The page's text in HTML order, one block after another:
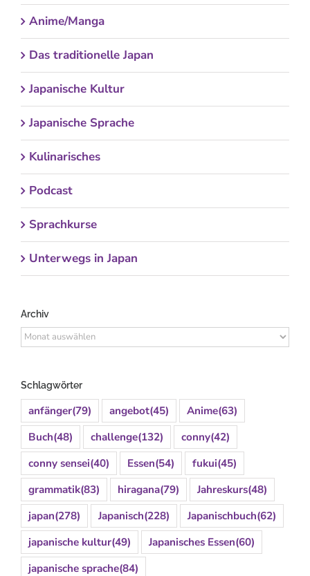
Anime/Manga
Das traditionelle Japan
Japanische Kultur
Japanische Sprache
Kulinarisches
Podcast
Sprachkurse
Unterwegs in Japan
Archiv
Archiv
Schlagwörter
anfänger(79) angebot(45) Anime(63)
Buch(48) challenge(132) conny(42)
conny sensei(40) Essen(54) fukui(45)
grammatik(83) hiragana(79) Jahreskurs(48)
japan(278) Japanisch(228) Japanischbuch(62)
japanische kultur(49) Japanisches Essen(60)
japanische sprache(84)